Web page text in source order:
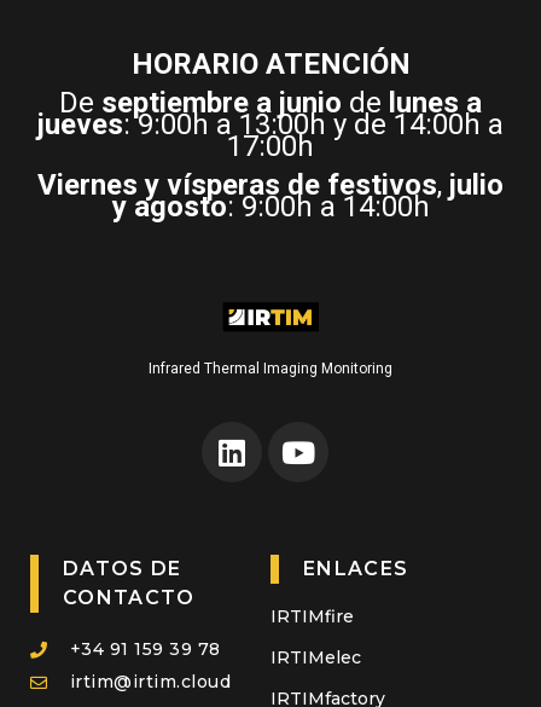
HORARIO ATENCIÓN
De septiembre a junio de lunes a
jueves: 9:00h a 13:00h y de 14:00h a
17:00h
Viernes y vísperas de festivos, julio
y agosto: 9:00h a 14:00h
Infrared Thermal Imaging Monitoring
DATOS DE
CONTACTO
+34 91 159 39 78
irtim@irtim.cloud
ENLACES
IRTIMfire
IRTIMelec
IRTIMfactory